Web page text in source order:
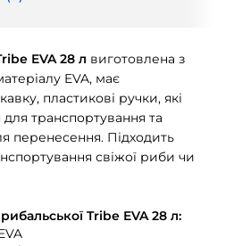
EVA 28 л виготовлена з
EVA, має
пластикові ручки, які
транспортування та
перенесення. Підходить
свіжої риби чи
Tribe EVA 28 л: